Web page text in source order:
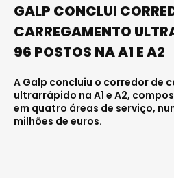
GALP CONCLUI
CARREGAMENTO
96 POSTOS NA A1 E A2
A Galp concluiu o corredor de
ultrarrápido na A1 e A2,
em quatro áreas de serviço,
milhões de euros.